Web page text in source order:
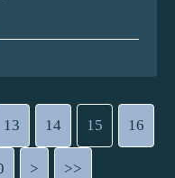
13 14 15 16
30
40
50
60
70
80
90
100
200
> >>